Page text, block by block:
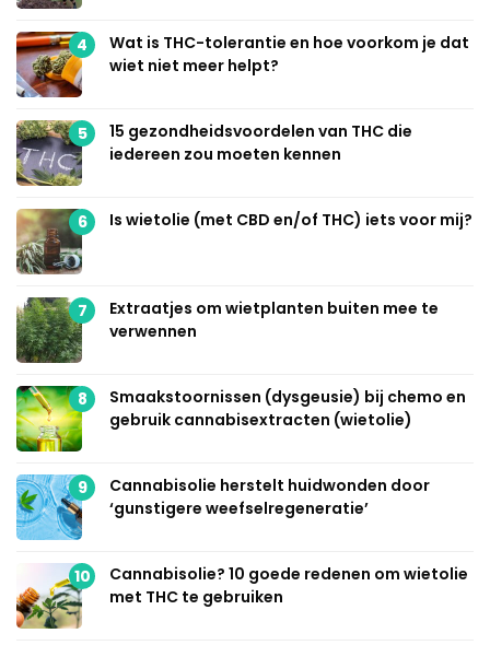
4
Wat is THC-tolerantie en hoe voorkom je dat
wiet niet meer helpt?
5
15 gezondheidsvoordelen van THC die
iedereen zou moeten kennen
6 Is wietolie (met CBD en/of THC) iets voor mij?
7
Extraatjes om wietplanten buiten mee te
verwennen
8
Smaakstoornissen (dysgeusie) bij chemo en
gebruik cannabisextracten (wietolie)
9
Cannabisolie herstelt huidwonden door
‘gunstigere weefselregeneratie’
10
Cannabisolie? 10 goede redenen om wietolie
met THC te gebruiken